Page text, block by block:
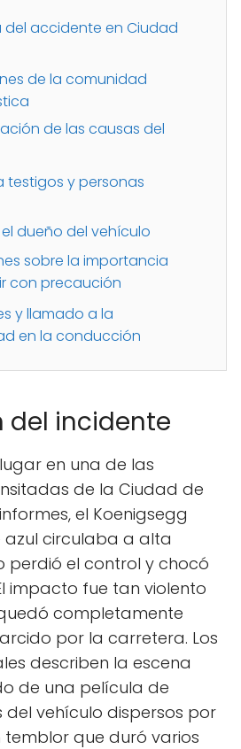
accidente en Ciudad
de la comunidad
de las causas del
testigos y personas
dueño del vehículo
sobre la importancia
con precaución
y llamado a la
en la conducción
del incidente
en una de las
de la Ciudad de
el Koenigsegg
azul circulaba a alta
perdió el control y chocó
impacto fue tan violento
completamente
por la carretera. Los
describen la escena
de una película de
del vehículo dispersos por
que duró varios